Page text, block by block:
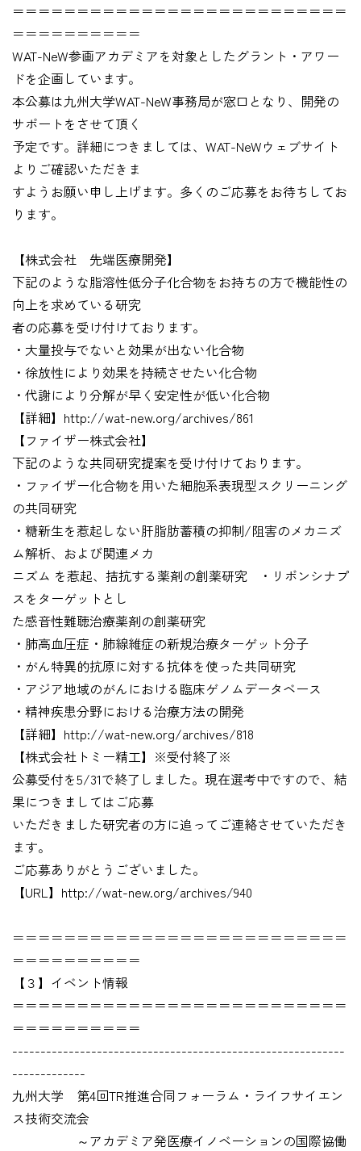
＝＝＝＝＝＝＝＝＝＝＝＝＝＝＝＝＝＝＝＝＝＝＝＝＝＝
＝＝＝＝＝＝＝＝＝＝
WAT-NeW参画アカデミアを対象としたグラント・アワー
ドを企画しています。
本公募は九州大学WAT-NeW事務局が窓口となり、開発の
サポートをさせて頂く
予定です。詳細につきましては、WAT-NeWウェブサイト
よりご確認いただきま
すようお願い申し上げます。多くのご応募をお待ちしてお
ります。
【株式会社 先端医療開発】
下記のような脂溶性低分子化合物をお持ちの方で機能性の
向上を求めている研究
者の応募を受け付けております。
・大量投与でないと効果が出ない化合物
・徐放性により効果を持続させたい化合物
・代謝により分解が早く安定性が低い化合物
【詳細】http://wat-new.org/archives/861
【ファイザー株式会社】
下記のような共同研究提案を受け付けております。
・ファイザー化合物を用いた細胞系表現型スクリーニング
の共同研究
・糖新生を惹起しない肝脂肪蓄積の抑制/阻害のメカニズ
ム解析、および関連メカ
ニズム を惹起、拮抗する薬剤の創薬研究 ・リボンシナプ
スをターゲットとし
た感音性難聴治療薬剤の創薬研究
・肺高血圧症・肺線維症の新規治療ターゲット分子
・がん特異的抗原に対する抗体を使った共同研究
・アジア地域のがんにおける臨床ゲノムデータベース
・精神疾患分野における治療方法の開発
【詳細】http://wat-new.org/archives/818
【株式会社トミー精工】※受付終了※
公募受付を5/31で終了しました。現在選考中ですので、結
果につきましてはご応募
いただきました研究者の方に追ってご連絡させていただき
ます。
ご応募ありがとうございました。
【URL】http://wat-new.org/archives/940
＝＝＝＝＝＝＝＝＝＝＝＝＝＝＝＝＝＝＝＝＝＝＝＝＝＝
＝＝＝＝＝＝＝＝＝＝
【３】イベント情報
＝＝＝＝＝＝＝＝＝＝＝＝＝＝＝＝＝＝＝＝＝＝＝＝＝＝
＝＝＝＝＝＝＝＝＝＝
-----------------------------------------------------------
-------------
九州大学 第4回TR推進合同フォーラム・ライフサイエン
ス技術交流会
～アカデミア発医療イノベーションの国際協働